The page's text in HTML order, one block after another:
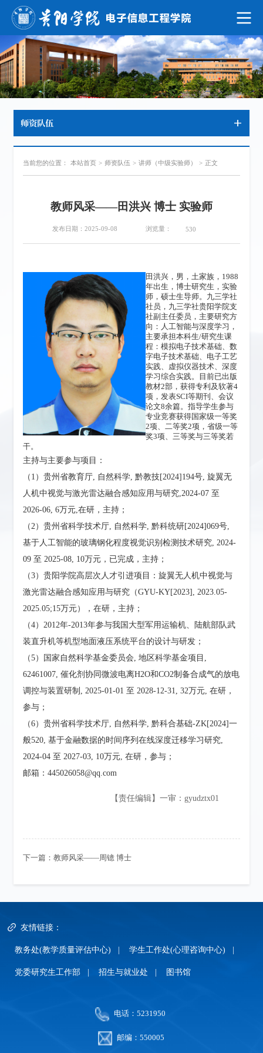
师资队伍
当前您的位置： 本站首页 > 师资队伍 > 讲师（中级实验师） > 正文
教师风采——田洪兴 博士 实验师
发布日期：2025-09-08 浏览量： 530
田洪兴，男，土家族，1988
年出生，博士研究生，实验
师，硕士生导师。九三学社
社员，九三学社贵阳学院支
社副主任委员，主要研究方
向：人工智能与深度学习，
主要承担本科生/研究生课
程：模拟电子技术基础、数
字电子技术基础、电子工艺
实践、虚拟仪器技术、深度
学习综合实践。目前已出版
教材2部，获得专利及软著4
项，发表SCI等期刊、会议
论文8余篇。指导学生参与
专业竞赛获得国家级一等奖
2项、二等奖2项，省级一等
奖3项、三等奖与三等奖若
干。
主持与主要参与项目：
（1）贵州省教育厅, 自然科学, 黔教技[2024]194号, 旋翼无
人机中视觉与激光雷达融合感知应用与研究,2024-07 至
2026-06, 6万元,在研，主持；
（2）贵州省科学技术厅, 自然科学, 黔科统研[2024]069号,
基于人工智能的玻璃钢化程度视觉识别检测技术研究, 2024-
09 至 2025-08, 10万元，已完成，主持；
（3）贵阳学院高层次人才引进项目：旋翼无人机中视觉与
激光雷达融合感知应用与研究（GYU-KY[2023], 2023.05-
2025.05;15万元），在研，主持；
（4）2012年-2013年参与我国大型军用运输机、陆航部队武
装直升机等机型地面液压系统平台的设计与研发；
（5）国家自然科学基金委员会, 地区科学基金项目,
62461007, 催化剂协同微波电离H2O和CO2制备合成气的放电
调控与装置研制, 2025-01-01 至 2028-12-31, 32万元, 在研，
参与；
（6）贵州省科学技术厅, 自然科学, 黔科合基础-ZK[2024]一
般520, 基于金融数据的时间序列在线深度迁移学习研究,
2024-04 至 2027-03, 10万元, 在研，参与；
邮箱：445026058@qq.com
【责任编辑】一审：gyudztx01
下一篇：教师风采——周镱 博士
友情链接：
教务处(教学质量评估中心) | 学生工作处(心理咨询中心) |
党委研究生工作部 | 招生与就业处 | 图书馆
电话：5231950
邮编：550005